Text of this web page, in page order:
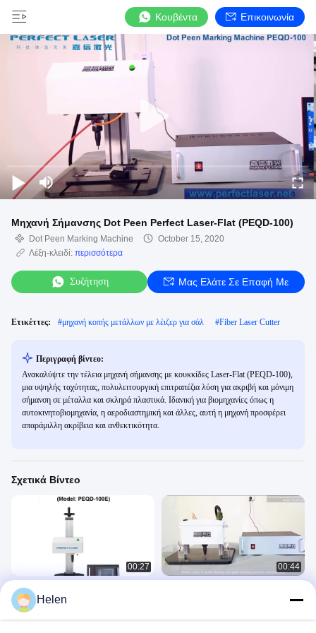
Κουβέντα Επικοινωνία
Μηχανή Σήμανσης Dot Peen Perfect Laser-Flat (PEQD-100)
Dot Peen Marking Machine
October 15, 2020
Λέξη-κλειδί: περισσότερα
Συζήτηση Μας Ελάτε Σε Επαφή Με
Ετικέττες: #μηχανή κοπής μετάλλων με λέιζερ για σάλ #Fiber Laser Cutter
Περιγραφή βίντεο:
Ανακαλύψτε την τέλεια μηχανή σήμανσης με κουκκίδες Laser-Flat (PEQD-100),
μια υψηλής ταχύτητας, πολυλειτουργική επιτραπέζια λύση για ακριβή και μόνιμη
σήμανση σε μέταλλα και σκληρά πλαστικά. Ιδανική για βιομηχανίες όπως η
αυτοκινητοβιομηχανία, η αεροδιαστημική και άλλες, αυτή η μηχανή προσφέρει
απαράμιλλη ακρίβεια και ανθεκτικότητα.
Σχετικά Βίντεο
00:27
Τέλεια μηχανή σήμανσης κουκίδας
ελέγχου λέιζερ LCD
Dot Peen Marking Machine
00:44
Helen